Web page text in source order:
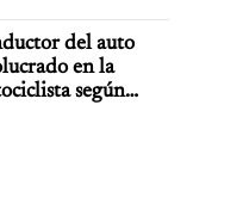
del auto
en la
según